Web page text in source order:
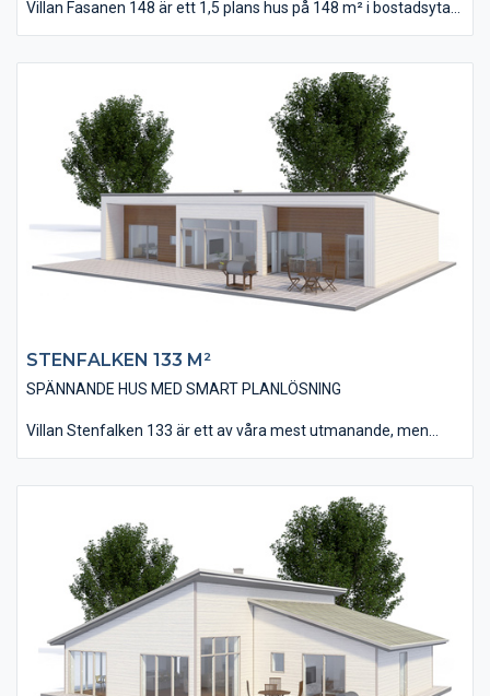
Villan Fasanen 148 är ett 1,5 plans hus på 148 m² i bostadsyta
finns bland annat fyra stycken sovrum, två stycken stora
badrum och i övrigt en öppen planlösning med kök, matplats
och vardagsrum.
På övervåningen finns ett allrum som passar perfekt som till
exempel ett tv-rum utan att störa de som befinner sig på
bottenplanet.
STENFALKEN 133 M²
SPÄNNANDE HUS MED SMART PLANLÖSNING
Villan Stenfalken 133 är ett av våra mest utmanande, men
kraftig ramkonstruktion. Invändigt är huset på 133 m² och
innehåller tre stycken sovrum – som kan bli 4 om man gör om
allrummet till ett extra sovrum.
Huset är utfört med en behaglig öppenhet och rymd som
förstärks av att innertaket delvis lutar som yttertaket. Den
öppna planlösningen med kök/matplats och vardagsrum tillför
en känsla av närhet och gemenskap vart man än befinner sig.